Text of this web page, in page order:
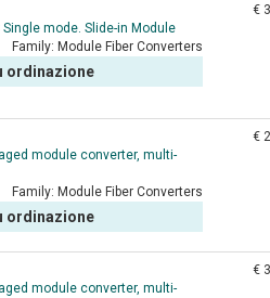
mode. Slide-in Module
Family: Module Fiber Converters
ordinazione
€
module converter, multi-
Family: Module Fiber Converters
ordinazione
€
module converter, multi-
€